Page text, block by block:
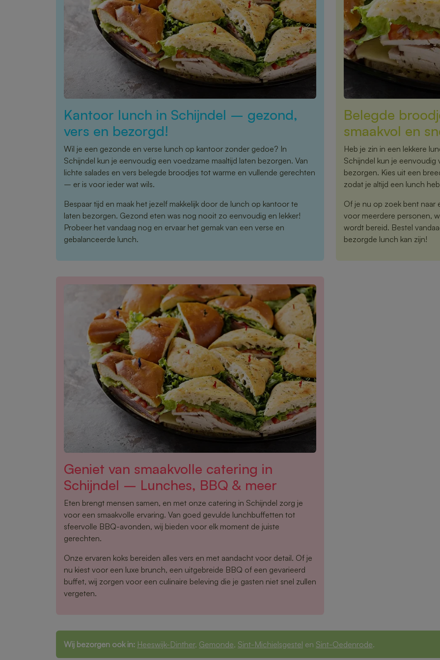
Kantoor lunch in Schijndel – gezond,
vers en bezorgd!
Wil je een gezonde en verse lunch op kantoor zonder gedoe? In
Schijndel kun je eenvoudig een voedzame maaltijd laten bezorgen. Van
lichte salades en vers belegde broodjes tot warme en vullende gerechten
– er is voor ieder wat wils.
Bespaar tijd en maak het jezelf makkelijk door de lunch op kantoor te
laten bezorgen. Gezond eten was nog nooit zo eenvoudig en lekker!
Probeer het vandaag nog en ervaar het gemak van een verse en
gebalanceerde lunch.
Belegde
smaakvol en
Heb je zin in een lekkere
Schijndel kun je eenvoudig
bezorgen. Kies uit een
zodat je altijd een lunch
Of je nu op zoek bent naar
voor meerdere personen,
wordt bereid. Bestel
bezorgde lunch kan zijn!
Geniet van smaakvolle catering in
Schijndel – Lunches, BBQ & meer
Eten brengt mensen samen, en met onze catering in Schijndel zorg je
voor een smaakvolle ervaring. Van goed gevulde lunchbuffetten tot
sfeervolle BBQ-avonden, wij bieden voor elk moment de juiste
gerechten.
Onze ervaren koks bereiden alles vers en met aandacht voor detail. Of je
nu kiest voor een luxe brunch, een uitgebreide BBQ of een gevarieerd
buffet, wij zorgen voor een culinaire beleving die je gasten niet snel zullen
vergeten.
Wij bezorgen ook in: Heeswijk-Dinther, Gemonde, Sint-Michielsgestel en Sint-Oedenrode.